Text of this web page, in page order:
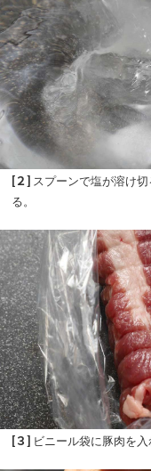
[２] スプーンで塩が溶け
る。
[３] ビニール袋に豚肉を入